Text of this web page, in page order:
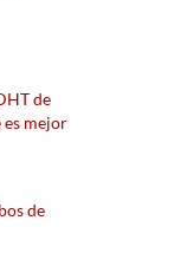
de
es mejor
de